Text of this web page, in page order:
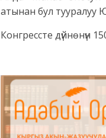
атынан бул тууралуу
Конгрессте дүйнөнүн